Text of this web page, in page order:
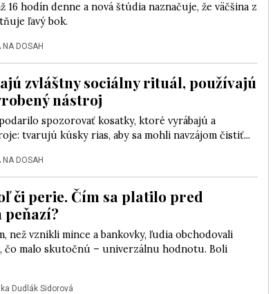
16 hodín denne a nová štúdia naznačuje, že väčšina z
ľavý bok.
NA DOSAH
zvláštny sociálny rituál, používajú
nástroj
spozorovať kosatky, ktoré vyrábajú a
tvarujú kúsky rias, aby sa mohli navzájom čistiť...
NA DOSAH
či perie. Čím sa platilo pred
peňazí?
než vznikli mince a bankovky, ľudia obchodovali
čo malo skutočnú – univerzálnu hodnotu. Boli
Dudlák Sidorová